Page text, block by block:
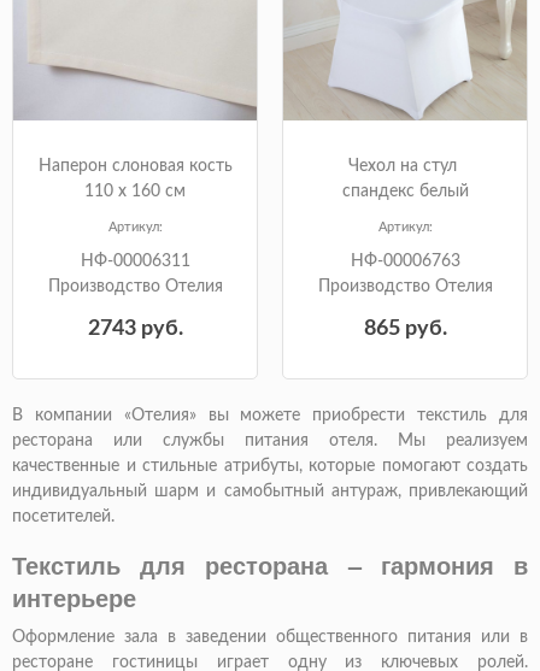
Наперон слоновая кость
110 х 160 см
Артикул:
НФ-00006311
Производство Отелия
2743руб.
Чехол на стул
спандекс белый
Артикул:
НФ-00006763
Производство Отелия
865руб.
В компании «Отелия» вы можете приобрести текстиль для
ресторана или службы питания отеля. Мы реализуем
качественные и стильные атрибуты, которые помогают создать
индивидуальный шарм и самобытный антураж, привлекающий
посетителей.
Текстиль для ресторана – гармония в
интерьере
Оформление зала в заведении общественного питания или в
ресторане гостиницы играет одну из ключевых ролей.